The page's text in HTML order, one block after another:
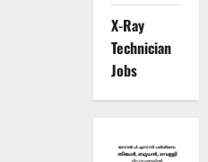
X-Ray
Technician
Jobs